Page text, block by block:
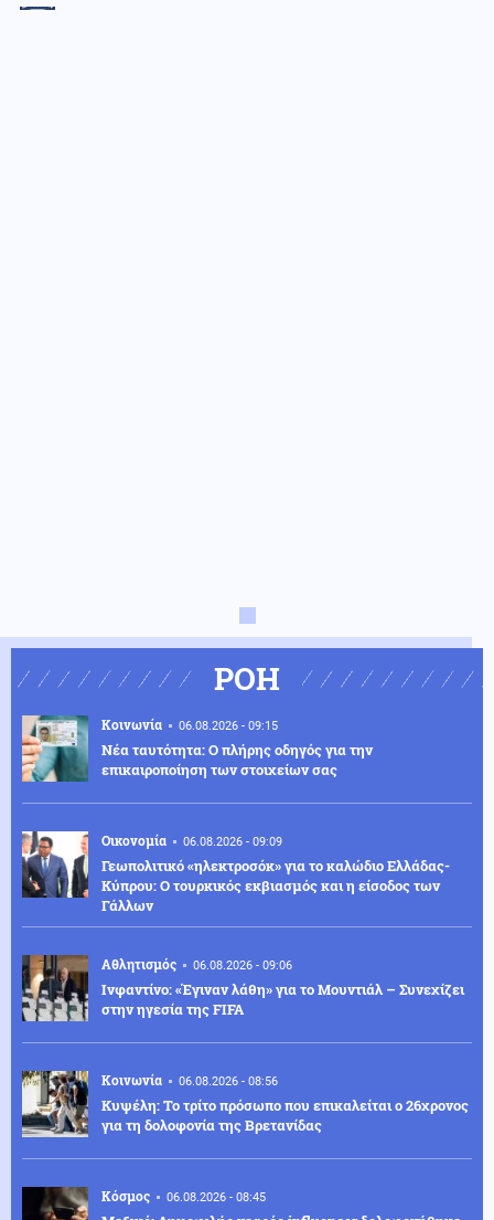
ΡΟΗ
Κοινωνία 06.08.2026 - 09:15
Νέα ταυτότητα: Ο πλήρης οδηγός για την
επικαιροποίηση των στοιχείων σας
Οικονομία 06.08.2026 - 09:09
Γεωπολιτικό «ηλεκτροσόκ» για το καλώδιο Ελλάδας-
Κύπρου: Ο τουρκικός εκβιασμός και η είσοδος των
Γάλλων
Αθλητισμός 06.08.2026 - 09:06
Ινφαντίνο: «Έγιναν λάθη» για το Μουντιάλ – Συνεχίζει
στην ηγεσία της FIFA
Κοινωνία 06.08.2026 - 08:56
Κυψέλη: Το τρίτο πρόσωπο που επικαλείται ο 26χρονος
για τη δολοφονία της Βρετανίδας
Κόσμος 06.08.2026 - 08:45